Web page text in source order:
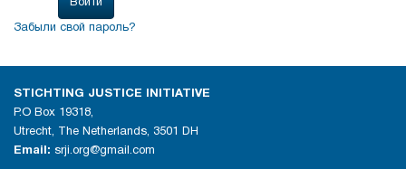
Забыли свой пароль?
STICHTING JUSTICE INITIATIVE
P.O Box 19318,
Utrecht, The Netherlands, 3501 DH
Email: srji.org@gmail.com